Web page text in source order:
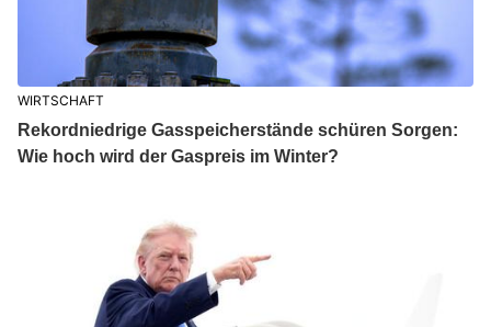
WIRTSCHAFT
Rekordniedrige Gasspeicherstände schüren Sorgen:
Wie hoch wird der Gaspreis im Winter?